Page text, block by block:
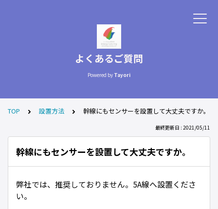
よくあるご質問
Powered by Tayori
TOP 設置方法 幹線にもセンサーを設置して大丈夫ですか。
最終更新日 : 2021/05/11
幹線にもセンサーを設置して大丈夫ですか。
弊社では、推奨しておりません。5A線へ設置くださ
い。